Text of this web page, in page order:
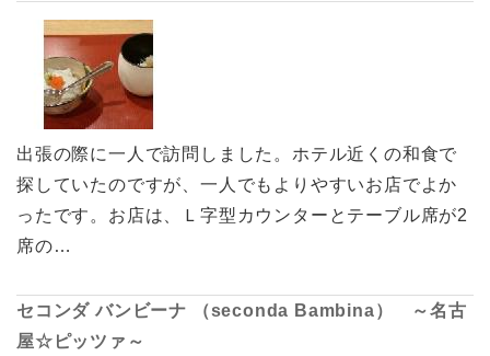
出張の際に一人で訪問しました。ホテル近くの和食で
探していたのですが、一人でもよりやすいお店でよか
ったです。お店は、Ｌ字型カウンターとテーブル席が2
席の…
セコンダ バンビーナ （seconda Bambina） ～名古
屋☆ピッツァ～